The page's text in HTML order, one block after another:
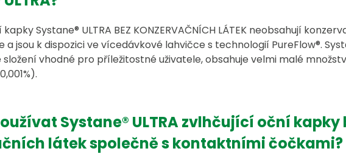
Systane® ULTRA BEZ KO­NZ­ER­VA­ČNÍ­CH LÁTEK neobsahují
a jsou k dispozici ve vícedávkové lahvičce s technologií PureFlow®.
složení vhodné pro příležitostné uživatele, obsahuje velmi malé
Systane® ULTRA zvlhčující oční kapky
látek společně s kontaktními čočkami?